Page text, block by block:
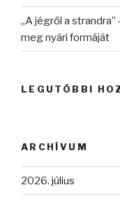
„A jégről a
meg nyári formáját
LEGUTÓBBI
ARCHÍVUM
2026. július